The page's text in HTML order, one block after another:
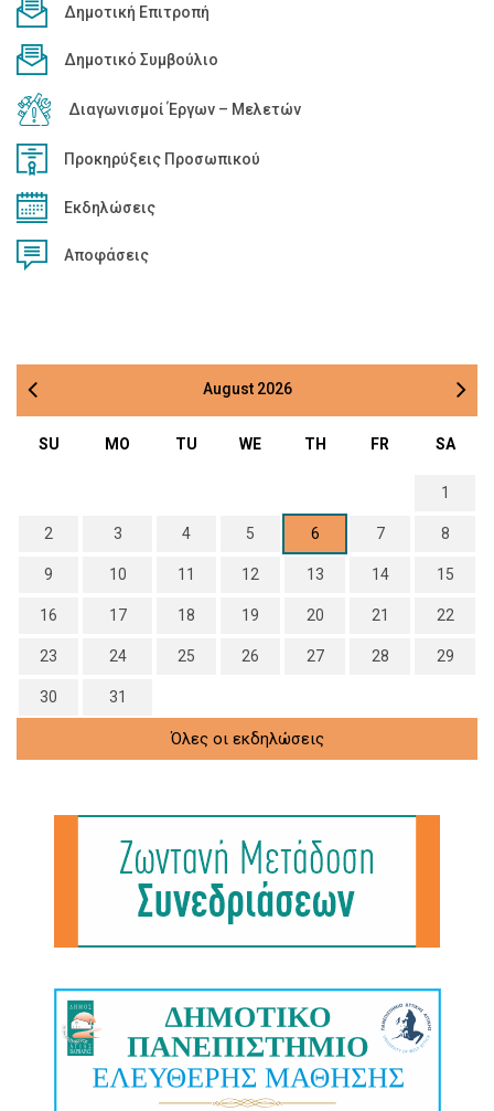
Δημοτική Επιτροπή
Δημοτικό Συμβούλιο
Διαγωνισμοί Έργων – Μελετών
Προκηρύξεις Προσωπικού
Εκδηλώσεις
Αποφάσεις
August 2026
SU MO TU WE TH FR SA
1
2 3 4 5 6 7 8
9 10 11 12 13 14 15
16 17 18 19 20 21 22
23 24 25 26 27 28 29
30 31
Όλες οι εκδηλώσεις